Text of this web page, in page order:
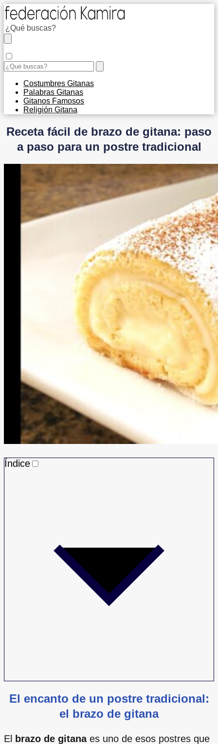
Costumbres Gitanas
Palabras Gitanas
Gitanos Famosos
Religión Gitana
Receta fácil de brazo de gitana: paso
a paso para un postre tradicional
Índice
El encanto de un postre tradicional:
el brazo de gitana
El brazo de gitanaes uno de esos postres que